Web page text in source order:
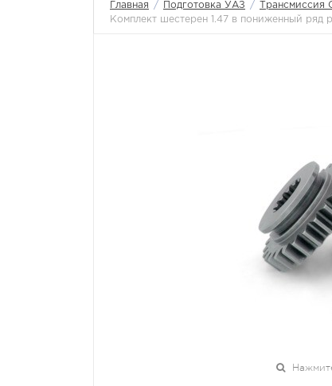
Главная / Подготовка УАЗ / Трансмиссия
Комплект шестерен 1.47 в пониженный ряд